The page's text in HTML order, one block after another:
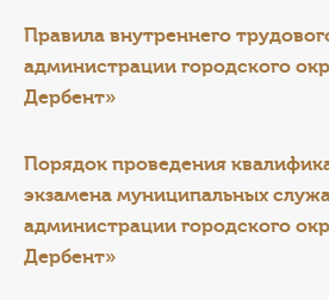
КАТАЛОГ УСЛУГ
СЛУЖБА ПО КОНТРАКТУ
Правила внутреннего
администрации городского
Дербент»
Порядок проведения
экзамена муниципальных
администрации городского
Дербент»